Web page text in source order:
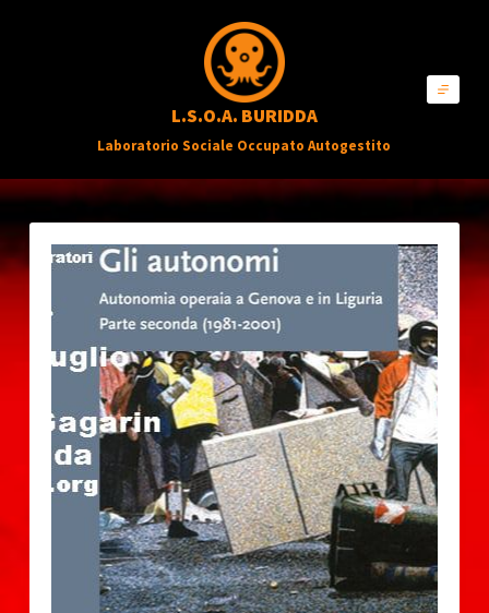
a
c
o
L.S.O.A. BURIDDA
Laboratorio Sociale Occupato Autogestito